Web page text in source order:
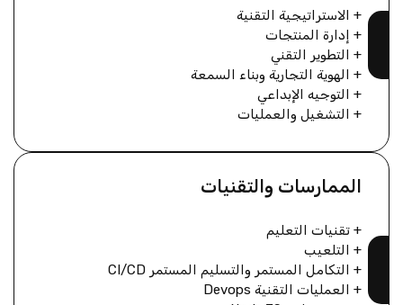
+ الاستراتيجية التقنية
+ إدارة المنتجات
+ التطوير التقني
+ الهوية التجارية وبناء السمعة
+ التوجيه الإبداعي
+ التشغيل والعمليات
الممارسات والتقنيات
+ تقنيات التعليم
+ التلعيب
+ التكامل المستمر والتسليم المستمر CI/CD
+ العمليات التقنية Devops